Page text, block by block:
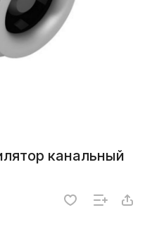
канальный